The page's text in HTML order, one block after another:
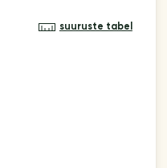
suuruste tabel